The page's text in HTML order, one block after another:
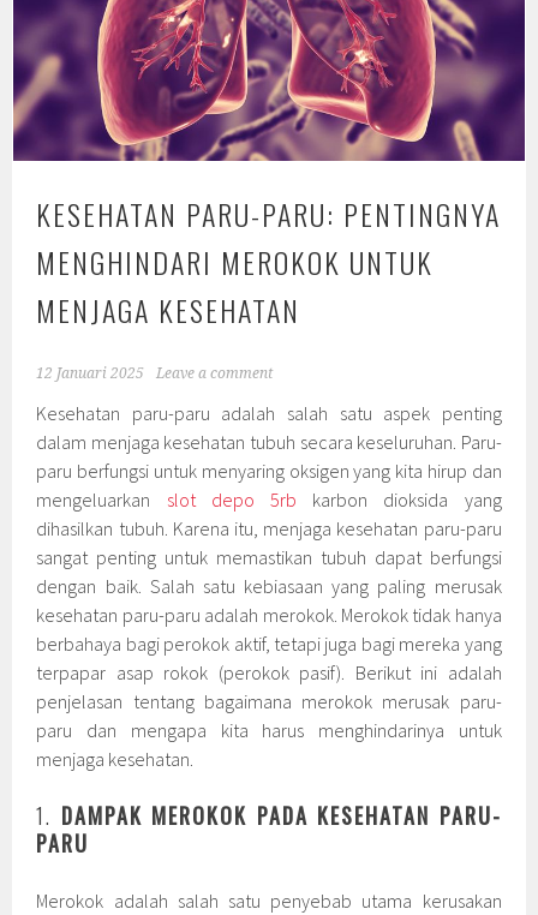
KESEHATAN PARU-PARU: PENTINGNYA
MENGHINDARI MEROKOK UNTUK
MENJAGA KESEHATAN
12 Januari 2025 Leave a comment
Kesehatan paru-paru adalah salah satu aspek penting
dalam menjaga kesehatan tubuh secara keseluruhan. Paru-
paru berfungsi untuk menyaring oksigen yang kita hirup dan
mengeluarkan slot depo 5rb karbon dioksida yang
dihasilkan tubuh. Karena itu, menjaga kesehatan paru-paru
sangat penting untuk memastikan tubuh dapat berfungsi
dengan baik. Salah satu kebiasaan yang paling merusak
kesehatan paru-paru adalah merokok. Merokok tidak hanya
berbahaya bagi perokok aktif, tetapi juga bagi mereka yang
terpapar asap rokok (perokok pasif). Berikut ini adalah
penjelasan tentang bagaimana merokok merusak paru-
paru dan mengapa kita harus menghindarinya untuk
menjaga kesehatan.
1. DAMPAK MEROKOK PADA KESEHATAN PARU-
PARU
Merokok adalah salah satu penyebab utama kerusakan